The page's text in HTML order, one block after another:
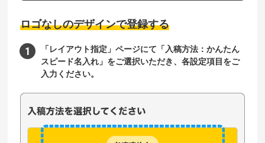
ロゴなしのデザインで登録する
「レイアウト指定」ページにて「入稿方法：かんたん
スピード名入れ」をご選択いただき、各設定項目をご
入力ください。